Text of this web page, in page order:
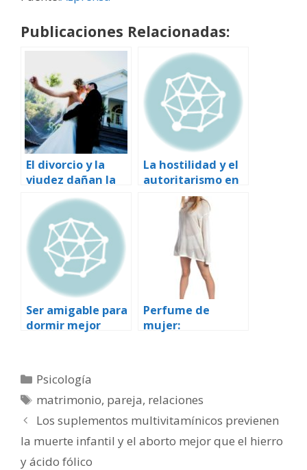
Publicaciones Relacionadas:
El divorcio y la
viudez dañan la
salud de manera
que incluso
casarse de nuevo
no lo sana.
La hostilidad y el
autoritarismo en
la pareja
aumentan la
aterosclerosis en
mujeres y
hombres
Ser amigable para
dormir mejor
Perfume de
mujer:
de ovulación
Categorías
Psicología
Etiquetas
matrimonio, pareja, relaciones
Los suplementos multivitamínicos previenen
la muerte infantil y el aborto mejor que el hierro
y ácido fólico